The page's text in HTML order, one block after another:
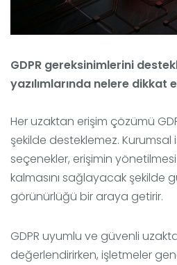
GDPR gereksinimlerini
yazılımlarında nelere dikkat
Her uzaktan erişim çözümü
şekilde desteklemez.
seçenekler, erişimin
kalmasını sağlayacak şekilde
görünürlüğü bir araya getirir.
GDPR uyumlu ve güvenli
değerlendirirken, işletmeler